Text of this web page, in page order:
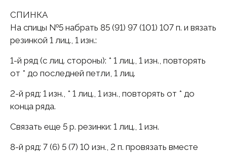
СПИНКА
На спицы №5 набрать 85 (91) 97 (101) 107 п. и вязать
резинкой 1 лиц., 1 изн.:
1-й pяд (с лиц. стороны): * 1 лиц., 1 изн., повторять
от * до последней петли, 1 лиц.
2-й pяд: 1 изн., * 1 лиц., 1 изн., повторять от * до
конца ряда.
Связать еще 5 р. резинки: 1 лиц., 1 изн.
8-й pяд: 7 (6) 5 (7) 10 изн., 2 п. провязать вместе